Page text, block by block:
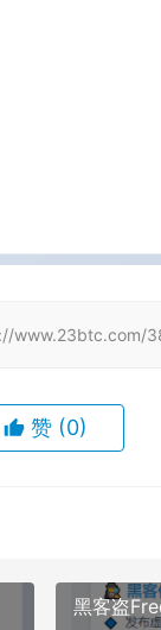
www.23btc.com/
赞 (0)
黑客盗